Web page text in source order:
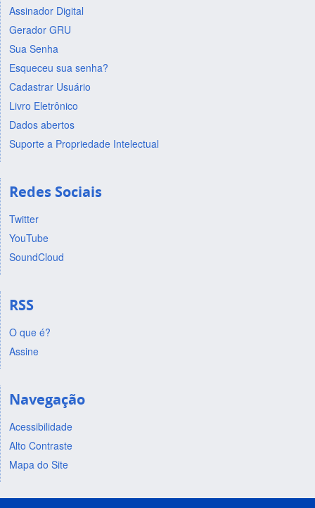
Assinador Digital
Gerador GRU
Sua Senha
Esqueceu sua senha?
Cadastrar Usuário
Livro Eletrônico
Dados abertos
Suporte a Propriedade Intelectual
Redes Sociais
Twitter
YouTube
SoundCloud
RSS
O que é?
Assine
Navegação
Acessibilidade
Alto Contraste
Mapa do Site